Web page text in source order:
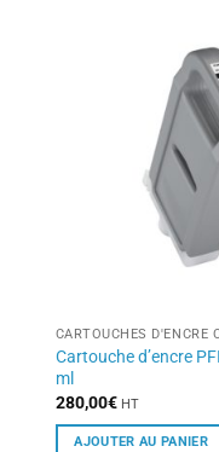
CARTOUCHES D'ENCRE
Cartouche d’encre
ml
280,00€ HT
AJOUTER AU PANIER